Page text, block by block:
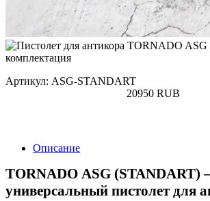
Артикул: ASG-STANDART
20950 RUB
Описание
TORNADO АSG (STANDART)
универсальный пистолет для